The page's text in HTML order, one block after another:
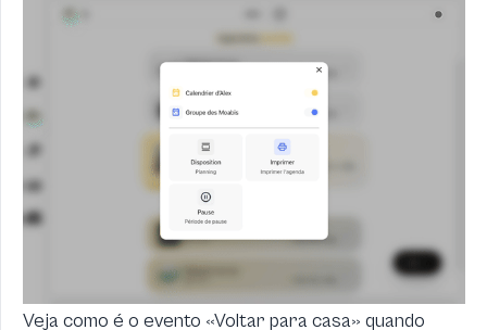
Veja como é o evento «Voltar para casa» quando